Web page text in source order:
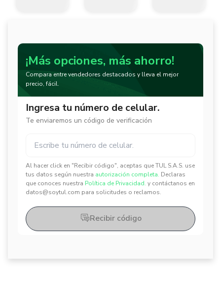
¡Más opciones, más ahorro!
Compara entre vendedores destacados y lleva el mejor
precio, fácil.
Ingresa tu número de celular.
Te enviaremos un código de verificación
Al hacer click en "Recibir código", aceptas que TUL S.A.S. use
tus datos según nuestra autorización completa. Declaras
que conoces nuestra Política de Privacidad. y contáctanos en
datos@soytul.com para solicitudes o reclamos.
✕
✕
Recibir código